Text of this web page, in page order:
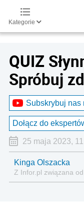
Kategorie
QUIZ
Spróbuj
Subskrybuj nas
Dołącz do
25 maja 2023,
Kinga Olszacka
Z Infor.pl związana